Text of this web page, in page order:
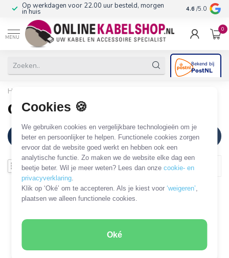
Cookies 🍪
We gebruiken cookies en vergelijkbare technologieën om je
beter en persoonlijker te helpen. Functionele cookies zorgen
ervoor dat de website goed werkt en hebben ook een
analytische functie. Zo maken we de website elke dag een
beetje beter. Wil je meer weten? Lees dan onzecookie- en
privacyverklaring.
Klik op ‘Oké’ om te accepteren. Als je kiest voor‘weigeren’,
plaatsen we alleen functionele cookies.
Oké
Op werkdagen voor 22.00 uur besteld, morgen
in huis 10+jaar
4.6 /5.0
MENU
0
Home
CAT6 Gigabit | outdoor
Filters
GA VERDER MET WINKELEN